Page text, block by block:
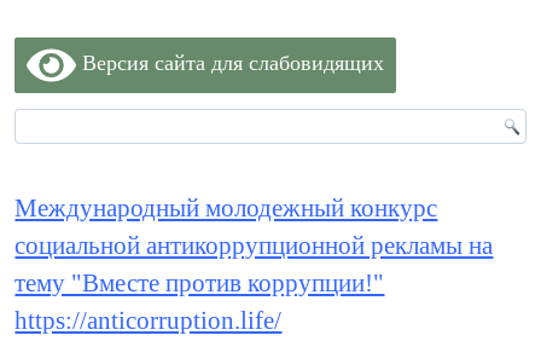
Версия сайта для слабовидящих
Международный молодежный конкурс
социальной антикоррупционной рекламы на
тему "Вместе против коррупции!"
https://anticorruption.life/